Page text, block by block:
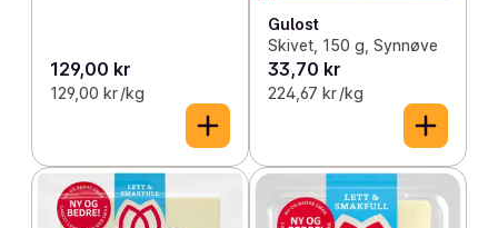
129,00 kr
129,00 kr /kg
Gulost
Skivet, 150 g, Synnøve
33,70 kr
224,67 kr /kg